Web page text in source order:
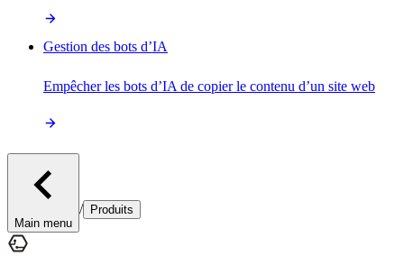
Gestion des bots d’IA
Empêcher les bots d’IA de copier le contenu d’un site web
Main menu
/ Produits